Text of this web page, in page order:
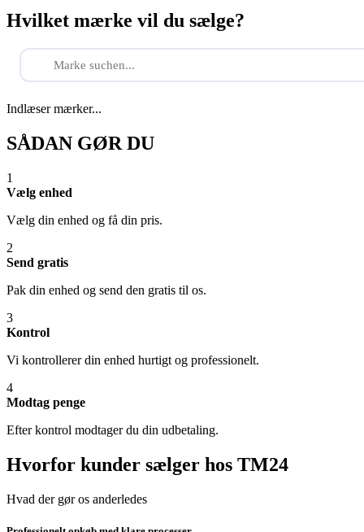
Hvilket mærke vil du sælge?
Indlæser mærker...
SÅDAN GØR DU
1
Vælg enhed
Vælg din enhed og få din pris.
2
Send gratis
Pak din enhed og send den gratis til os.
3
Kontrol
Vi kontrollerer din enhed hurtigt og professionelt.
4
Modtag penge
Efter kontrol modtager du din udbetaling.
Hvorfor kunder sælger hos TM24
Hvad der gør os anderledes